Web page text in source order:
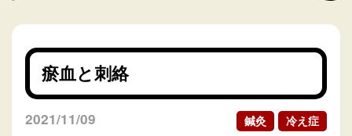
瘀血と刺絡
2021/11/09 鍼灸 冷え症